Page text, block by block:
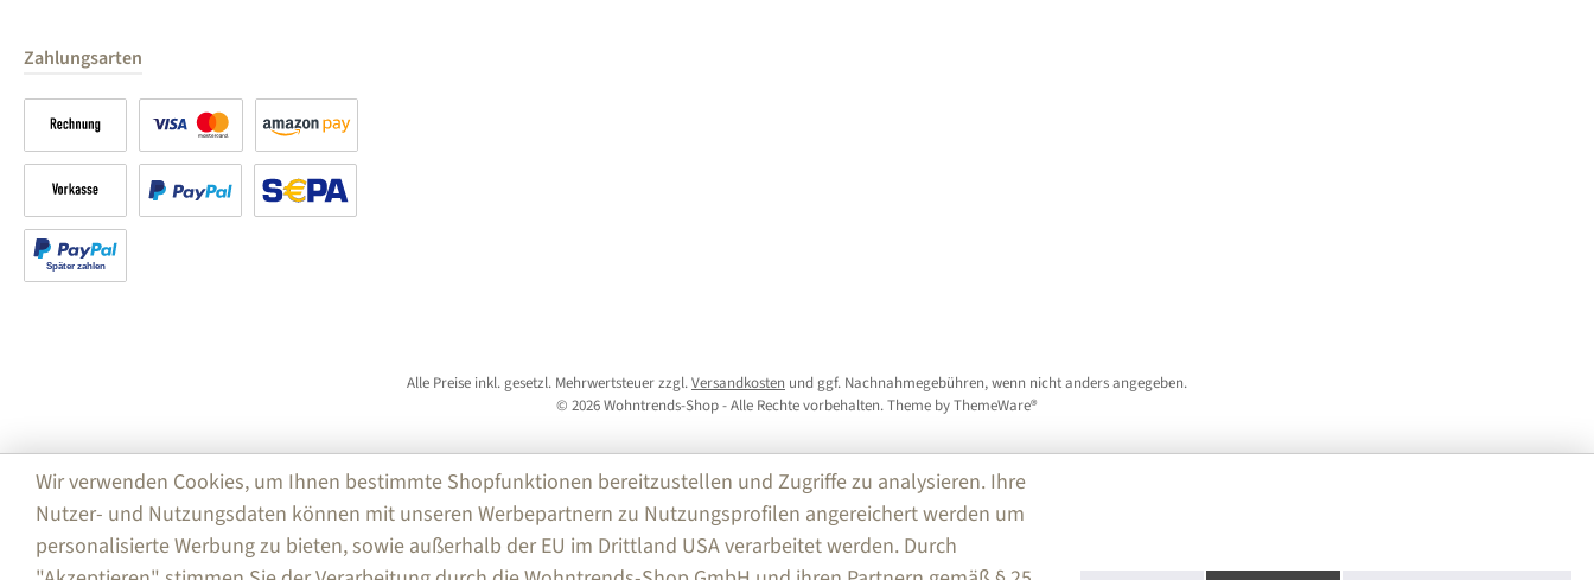
Zahlungsarten
Kreditkarte Amazon Pay
Vorkasse
Rechnung
Alle Preise inkl. gesetzl. Mehrwertsteuer zzgl.Versandkosten und ggf. Nachnahmegebühren, wenn nicht anders angegeben.
© 2026 Wohntrends-Shop - Alle Rechte vorbehalten. Theme byThemeWare®
Wir verwenden Cookies, um Ihnen bestimmte Shopfunktionen bereitzustellen und Zugriffe zu analysieren. Ihre
Nutzer- und Nutzungsdaten können mit unseren Werbepartnern zu Nutzungsprofilen angereichert werden um
personalisierte Werbung zu bieten, sowie außerhalb der EU im Drittland USA verarbeitet werden. Durch